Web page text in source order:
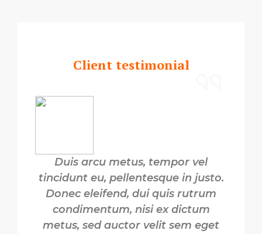
Client testimonial
Duis arcu metus, tempor vel
tincidunt eu, pellentesque in justo.
Donec eleifend, dui quis rutrum
condimentum, nisi ex dictum
metus, sed auctor velit sem eget